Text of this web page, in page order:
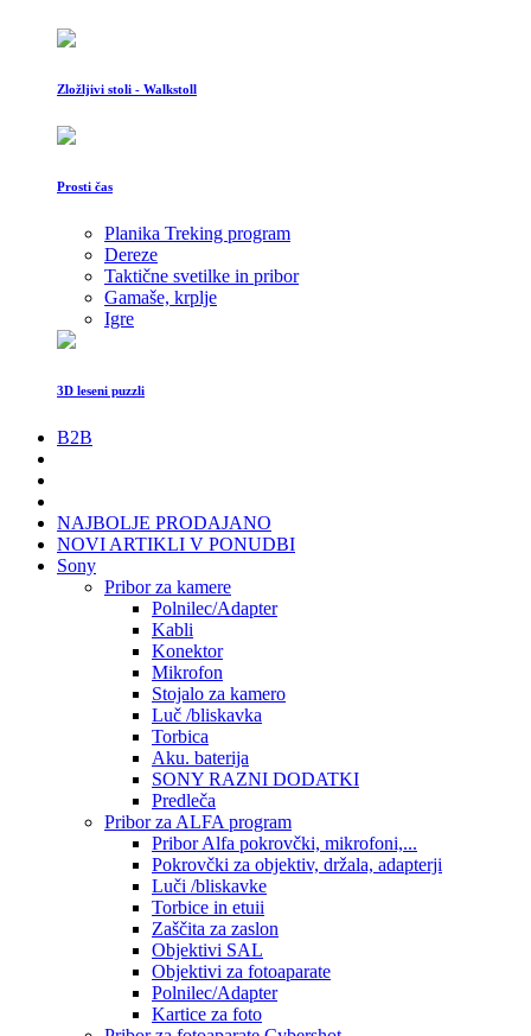
Zložljivi stoli - Walkstoll
Prosti čas
Planika Treking program
Dereze
Taktične svetilke in pribor
Gamaše, krplje
Igre
3D leseni puzzli
B2B
NAJBOLJE PRODAJANO
NOVI ARTIKLI V PONUDBI
Sony
Pribor za kamere
Polnilec/Adapter
Kabli
Konektor
Mikrofon
Stojalo za kamero
Luč /bliskavka
Torbica
Aku. baterija
SONY RAZNI DODATKI
Predleča
Pribor za ALFA program
Pribor Alfa pokrovčki, mikrofoni,...
Pokrovčki za objektiv, držala, adapterji
Luči /bliskavke
Torbice in etuii
Zaščita za zaslon
Objektivi SAL
Objektivi za fotoaparate
Polnilec/Adapter
Kartice za foto